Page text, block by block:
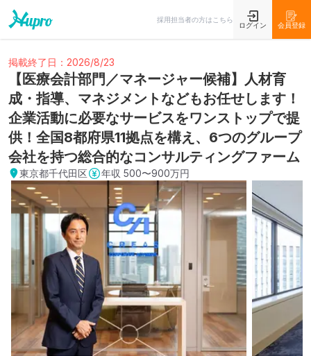
採用担当者の方はこちら
ログイン 会員登録
掲載終了日：2026/8/23
【医療会計部門／マネージャー候補】人材育
成・指導、マネジメントなどもお任せします！
企業活動に必要なサービスをワンストップで提
供！全国8都府県11拠点を構え、6つのグループ
会社を持つ総合的なコンサルティングファーム
東京都千代田区 年収 500〜900万円